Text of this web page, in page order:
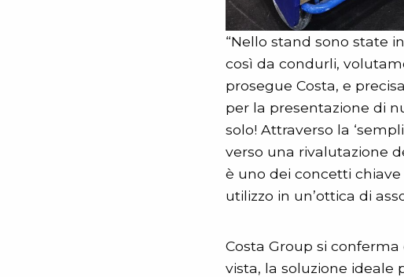
“Nello stand sono state
così da condurli,
prosegue Costa, e
per la presentazione di
solo! Attraverso la
verso una rivalutazione
è uno dei concetti
utilizzo in un’ottica di
Costa Group si conferma
vista, la soluzione ideale